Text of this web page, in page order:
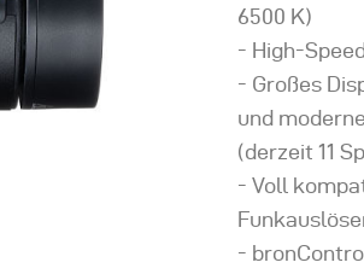
6500 K)
High-
Großes
und
(derzeit 11
Voll